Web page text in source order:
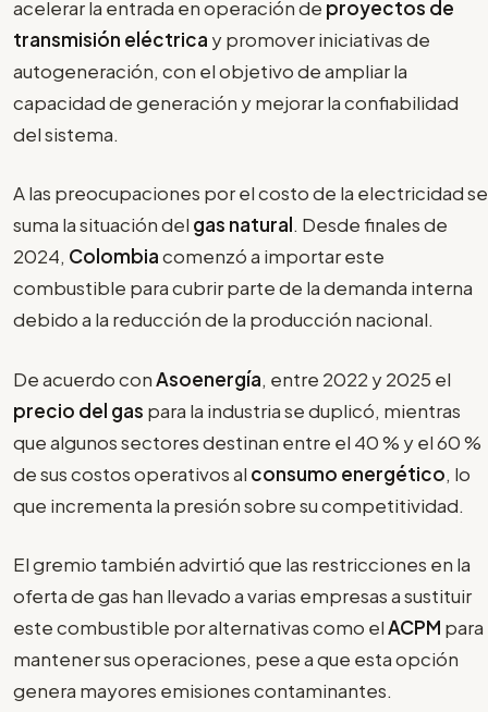
acelerar la entrada en operación de proyectos de
transmisión eléctrica y promover iniciativas de
autogeneración, con el objetivo de ampliar la
capacidad de generación y mejorar la confiabilidad
del sistema.
A las preocupaciones por el costo de la electricidad se
suma la situación del gas natural. Desde finales de
2024, Colombiacomenzó a importar este
combustible para cubrir parte de la demanda interna
debido a la reducción de la producción nacional.
De acuerdo conAsoenergía, entre 2022 y 2025 el
precio del gas para la industria se duplicó, mientras
que algunos sectores destinan entre el 40 % y el 60 %
de sus costos operativos al consumo energético, lo
que incrementa la presión sobre su competitividad.
El gremio también advirtió que las restricciones en la
oferta de gas han llevado a varias empresas a sustituir
este combustible por alternativas como elACPM para
mantener sus operaciones, pese a que esta opción
genera mayores emisiones contaminantes.